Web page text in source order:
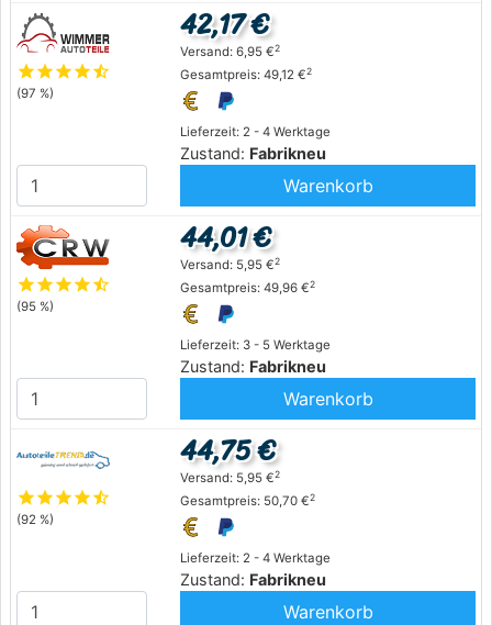
starstarstarstarstar_half
(97 %)
Lieferzeit: 2 - 4 Werktage
Zustand: Fabrikneu
42,17 €
Versand: 6,95 €2
Gesamtpreis: 49,12 €2
Warenkorb
starstarstarstarstar_half
(95 %)
Lieferzeit: 3 - 5 Werktage
Zustand: Fabrikneu
44,01 €
Versand: 5,95 €2
Gesamtpreis: 49,96 €2
Warenkorb
starstarstarstarstar_half
(92 %)
Lieferzeit: 2 - 4 Werktage
Zustand: Fabrikneu
44,75 €
Versand: 5,95 €2
Gesamtpreis: 50,70 €2
Warenkorb